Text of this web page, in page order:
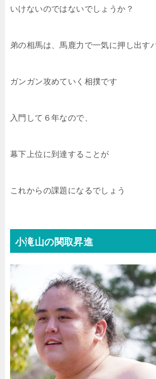
いけないのではないでしょうか？
弟の相馬は、馬鹿力で一気に押し出す
ガンガン攻めていく相撲です
入門して６年なので、
幕下上位に到達することが
これからの課題になるでしょう
小滝山の関取昇進